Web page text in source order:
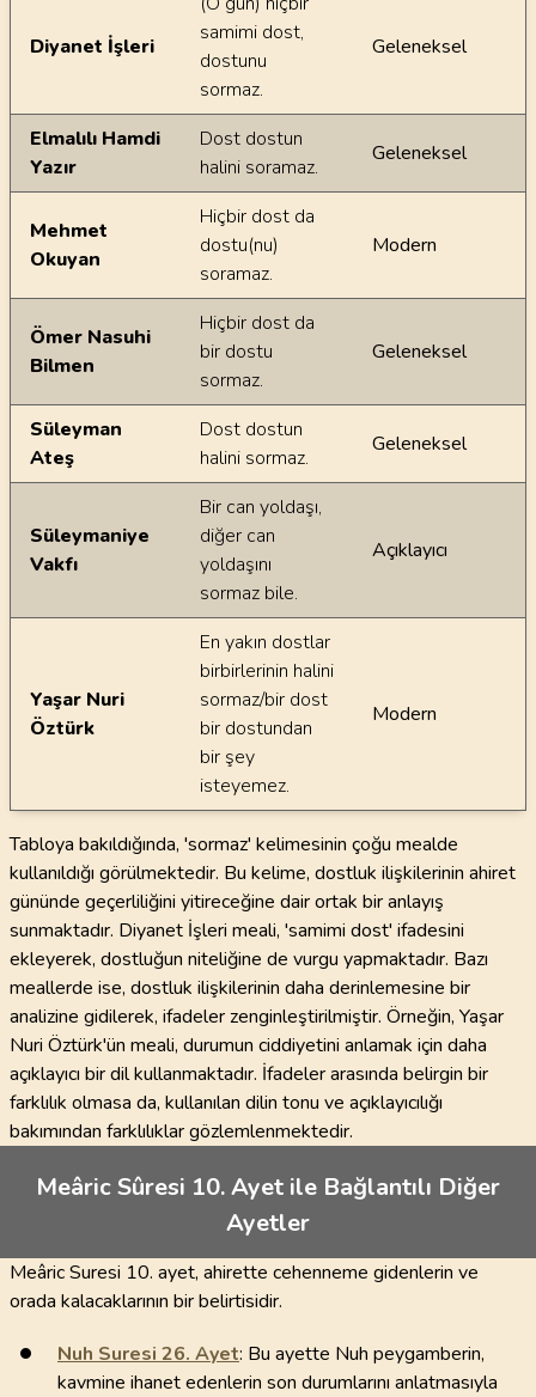
Diyanet İşleri
samimi dost,
dostunu
sormaz.
Geleneksel
Elmalılı Hamdi
Yazır
Dost dostun
halini soramaz.
Geleneksel
Mehmet
Okuyan
Hiçbir dost da
dostu(nu)
soramaz.
Modern
Ömer Nasuhi
Bilmen
Hiçbir dost da
bir dostu
sormaz.
Geleneksel
Süleyman
Ateş
Dost dostun
halini sormaz.
Geleneksel
Süleymaniye
Vakfı
Bir can yoldaşı,
diğer can
yoldaşını
sormaz bile.
Açıklayıcı
Yaşar Nuri
Öztürk
En yakın dostlar
birbirlerinin halini
sormaz/bir dost
bir dostundan
bir şey
isteyemez.
Modern
Tabloya bakıldığında, 'sormaz' kelimesinin çoğu mealde
kullanıldığı görülmektedir. Bu kelime, dostluk ilişkilerinin ahiret
gününde geçerliliğini yitireceğine dair ortak bir anlayış
sunmaktadır. Diyanet İşleri meali, 'samimi dost' ifadesini
ekleyerek, dostluğun niteliğine de vurgu yapmaktadır. Bazı
meallerde ise, dostluk ilişkilerinin daha derinlemesine bir
analizine gidilerek, ifadeler zenginleştirilmiştir. Örneğin, Yaşar
Nuri Öztürk'ün meali, durumun ciddiyetini anlamak için daha
açıklayıcı bir dil kullanmaktadır. İfadeler arasında belirgin bir
farklılık olmasa da, kullanılan dilin tonu ve açıklayıcılığı
bakımından farklılıklar gözlemlenmektedir.
Meâric Sûresi 10. Ayet ile Bağlantılı Diğer
Ayetler
Meâric Suresi 10. ayet, ahirette cehenneme gidenlerin ve
orada kalacaklarının bir belirtisidir.
Nuh Suresi 26. Ayet: Bu ayette Nuh peygamberin,
kavmine ihanet edenlerin son durumlarını anlatmasıyla